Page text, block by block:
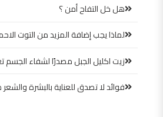
هل خل التفاح أمن ؟
لماذا يجب إضافة المزيد من التوت
زيت اكليل الجبل مصدرًا لشفاء الجسم
فوائد لا تصدق للعناية بالبشرة